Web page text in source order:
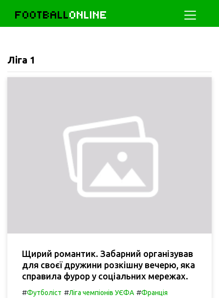
FOOTBALLONLINE
Ліга 1
Щирий романтик. Забарний організував
для своєї дружини розкішну вечерю, яка
справила фурор у соціальних мережах.
#Футболіст #Ліга чемпіонів УЄФА #Франція